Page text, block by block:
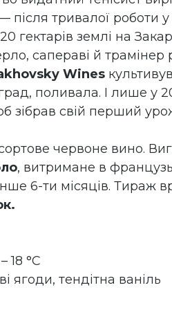
після тривалої роботи
гектарів землі на
сапераві й трамінер
Wines
поливала. І лише у
зібрав свій перший
червоне вино.
, витримане в
6-ти місяців. Тираж
18 °C
ягоди, тендітна ваніль